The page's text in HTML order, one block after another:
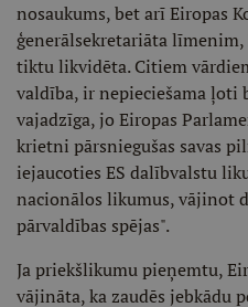
nosaukums, bet arī Eiropas
ģenerālsekretariāta līmenim,
tiktu likvidēta. Citiem
valdība, ir nepieciešama ļoti
vajadzīga, jo Eiropas
krietni pārsniegušas savas
iejaucoties ES dalībvalstu
nacionālos likumus, vājinot
pārvaldības spējas".
Ja priekšlikumu pieņemtu,
vājināta, ka zaudēs jebkādu